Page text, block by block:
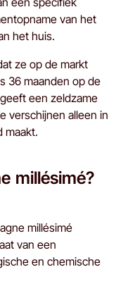
van het
het huis.
ze op de markt
36 maanden op de
een zeldzame
verschijnen alleen in
maakt.
millésimé?
millésimé
van een
en chemische